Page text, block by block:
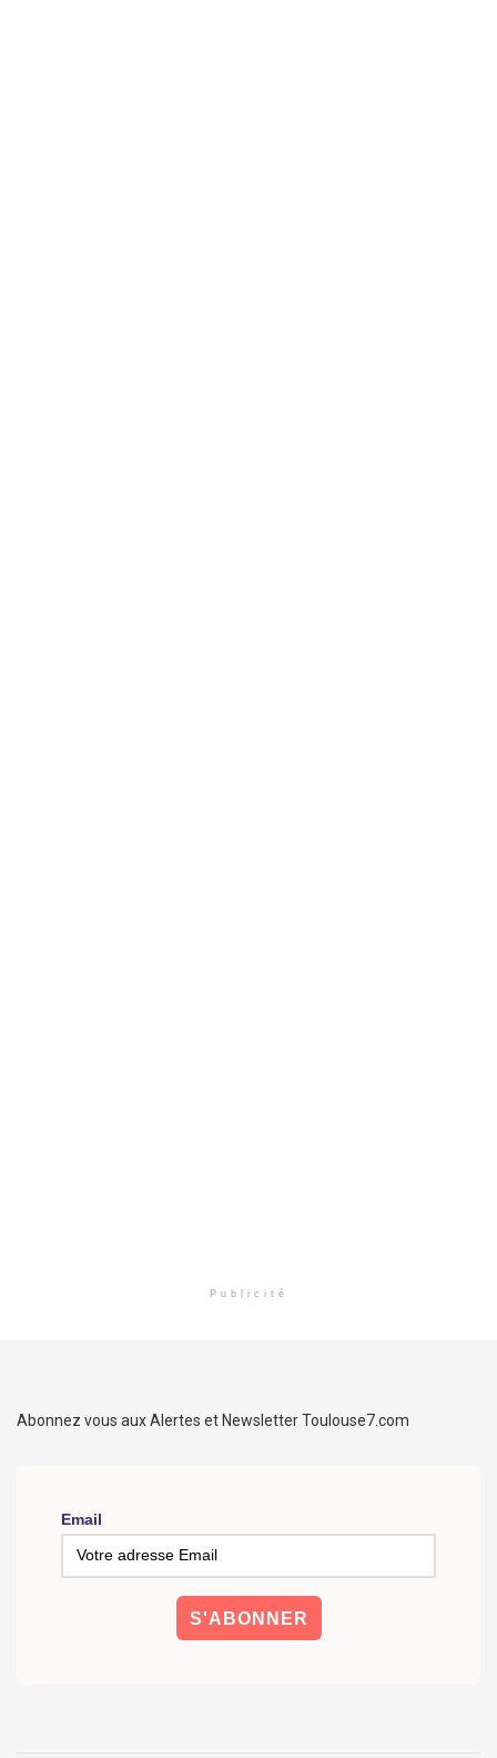
Publicité
Abonnez vous aux Alertes et Newsletter Toulouse7.com
Email